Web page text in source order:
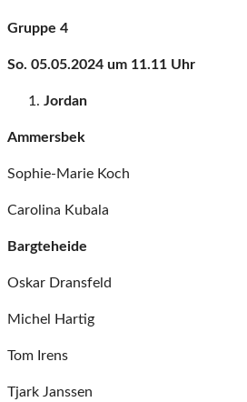
Gruppe 4
So. 05.05.2024 um 11.11 Uhr
Jordan
Ammersbek
Sophie-Marie Koch
Carolina Kubala
Bargteheide
Oskar Dransfeld
Michel Hartig
Tom Irens
Tjark Janssen